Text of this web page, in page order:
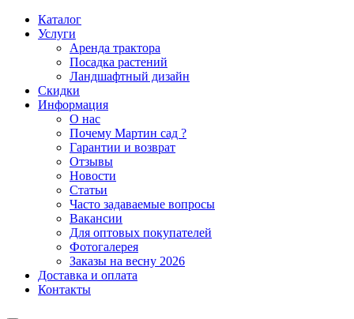
Каталог
Услуги
Аренда трактора
Посадка растений
Ландшафтный дизайн
Скидки
Информация
О нас
Почему Мартин сад ?
Гарантии и возврат
Отзывы
Новости
Статьи
Часто задаваемые вопросы
Вакансии
Для оптовых покупателей
Фотогалерея
Заказы на весну 2026
Доставка и оплата
Контакты